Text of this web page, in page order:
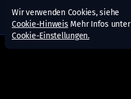
Wir verwenden Cookies, siehe
Cookie-Hinweis Mehr Infos unter
Cookie-Einstellungen.